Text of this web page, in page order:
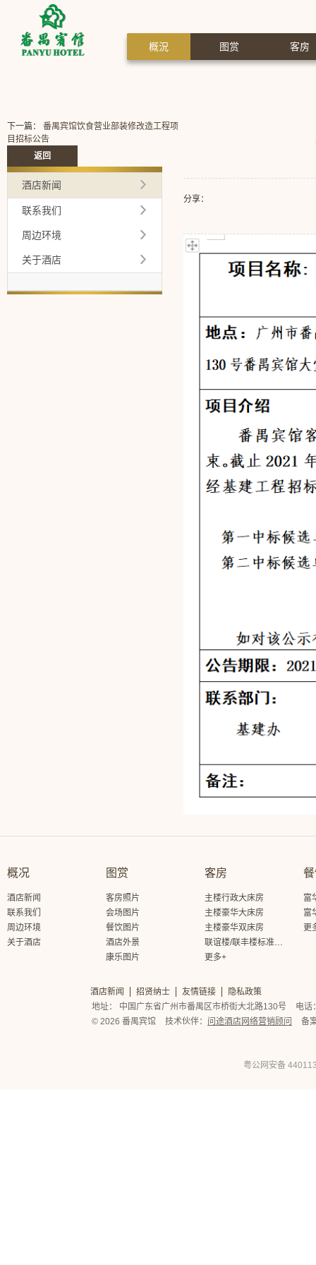
概況 图赏 客房
分享：
下一篇： 番禺宾馆饮食营业部装修改造工程项
目招标公告
返回
酒店新闻
联系我们
周边环境
关于酒店
概况
酒店新闻
联系我们
周边环境
关于酒店
图赏
客房照片
会场图片
餐饮图片
酒店外景
康乐图片
客房
主楼行政大床房
主楼豪华大床房
主楼豪华双床房
联谊楼/联丰楼标准大床房
更多+
富
富
更
酒店新闻 招贤纳士 友情链接
隐私政策
地址： 中国广东省广州市番禺区市桥街大北路130号
电话
© 2026 番禺宾馆
技术伙伴： 问途酒店网络营销顾问 备
粤公网安备